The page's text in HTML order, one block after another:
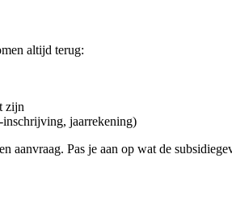
altijd terug:
zijn
jaarrekening)
aanvraag. Pas je aan op wat de